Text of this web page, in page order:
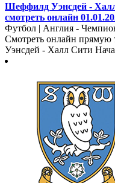
Шеффилд Уэнсдей -
смотреть онлайн
Футбол | Англия -
Смотреть онлайн
Уэнсдей - Халл Сити